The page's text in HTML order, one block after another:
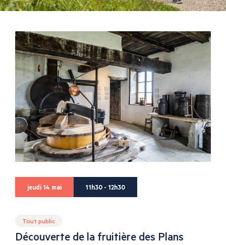
jeudi 14 mai 11h30 - 12h30
Tout public
Découverte de la fruitière des Plans